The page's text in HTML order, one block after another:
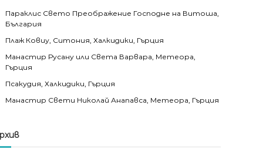
Параклис Свето Преображение Господне на Витоша,
България
Плаж Ковиу, Ситония, Халкидики, Гърция
Манастир Русану или Света Варвара, Метеора,
Гърция
Псакудия, Халкидики, Гърция
Манастир Свети Николай Анапавса, Метеора, Гърция